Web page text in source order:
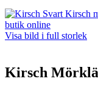
Visa bild i full storlek
Kirsch